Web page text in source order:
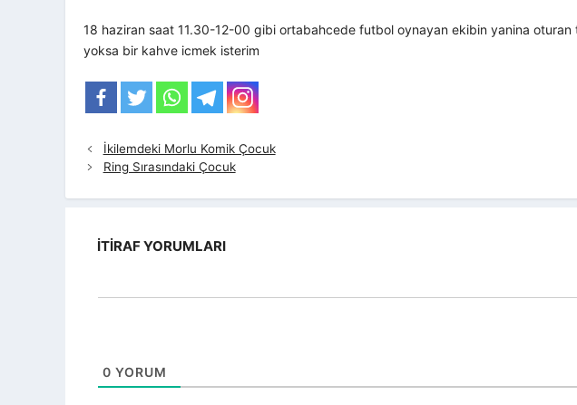
18 haziran saat 11.30-12-00 gibi ortabahcede futbol oynayan ekibin yanina
yoksa bir kahve icmek isterim
İkilemdeki Morlu Komik Çocuk
Ring Sırasındaki Çocuk
İTIRAF YORUMLARI
0 YORUM